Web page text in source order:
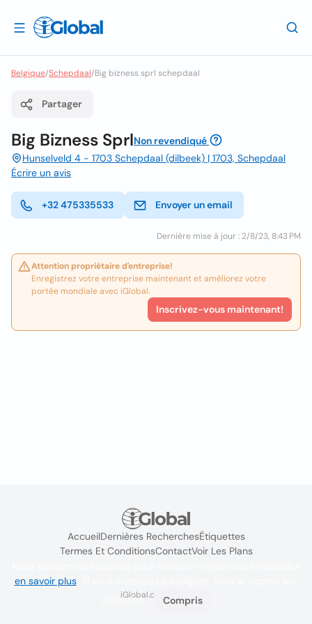
Belgique/Schepdaal/Big bizness sprl schepdaal
Partager
Big Bizness SprlNon revendiqué
Hunselveld 4 - 1703 Schepdaal (dilbeek) | 1703, Schepdaal
Écrire un avis
+32 475335533 Envoyer un email
Dernière mise à jour : 2/8/23, 8:43 PM
Attention propriétaire d'entreprise!
Enregistrez votre entreprise maintenant et améliorez votre
portée mondiale avec iGlobal.
Inscrivez-vous maintenant!
AccueilDernières RecherchesÉtiquettes
Termes Et ConditionsContactVoir Les Plans
iGlobal.co @ 2024
en savoir plus. Si vous continuez à naviguer, vous acceptez leur
utilisation.
Compris